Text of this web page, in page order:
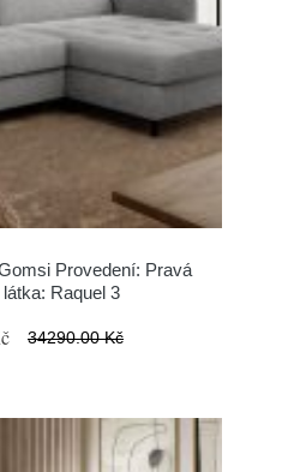
Provedení: Pravá
Raquel 3
34290.00 Kč